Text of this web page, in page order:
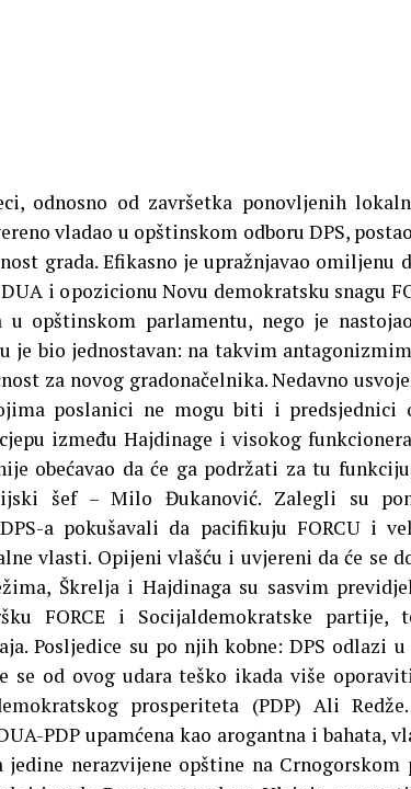
odnosno od završetka ponovljenih
vladao u opštinskom odboru DPS,
grada. Efikasno je upražnjavao omiljenu
i opozicionu Novu demokratsku snagu
opštinskom parlamentu, nego je
je bio jednostavan: na takvim
za novog gradonačelnika. Nedavno
poslanici ne mogu biti i predsjednici
između Hajdinage i visokog
obećavao da će ga podržati za tu
šef – Milo Đukanović. Zalegli su
a pokušavali da pacifikuju FORCU i
vlasti. Opijeni vlašću i uvjereni da će se
Škrelja i Hajdinaga su sasvim
FORCE i Socijaldemokratske partije,
Posljedice su po njih kobne: DPS odlazi
se od ovog udara teško ikada više
prosperiteta (PDP) Ali
PDP upamćena kao arogantna i bahata,
nerazvijene opštine na